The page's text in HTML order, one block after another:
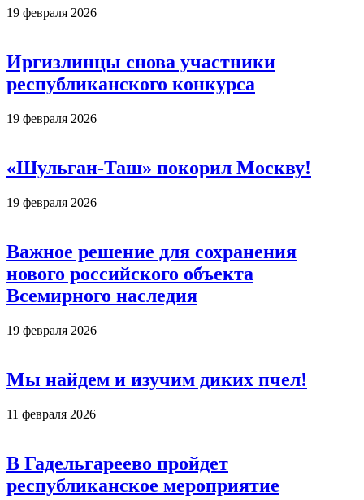
19 февраля 2026
Иргизлинцы снова участники
республиканского конкурса
19 февраля 2026
«Шульган-Таш» покорил Москву!
19 февраля 2026
Важное решение для сохранения
нового российского объекта
Всемирного наследия
19 февраля 2026
Мы найдем и изучим диких пчел!
11 февраля 2026
В Гадельгареево пройдет
республиканское мероприятие